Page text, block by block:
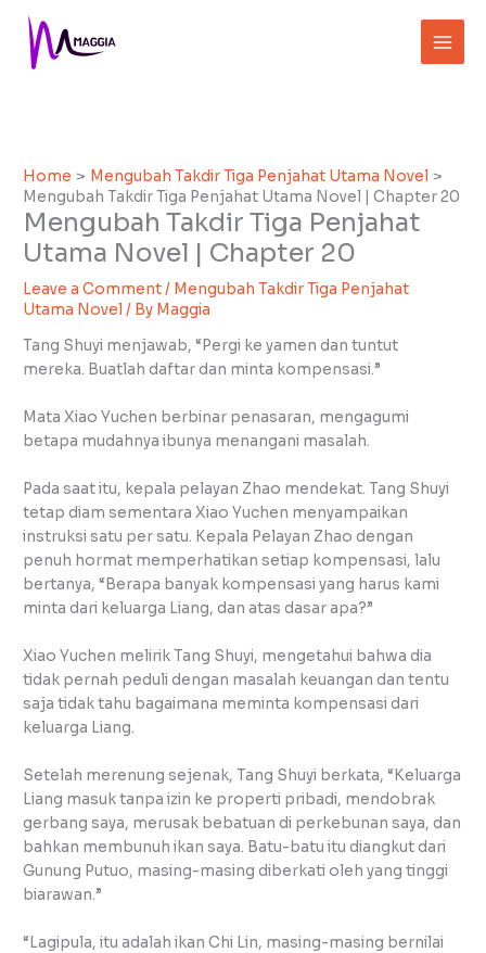
content
Home
Mengubah Takdir Tiga Penjahat Utama Novel
Mengubah Takdir Tiga Penjahat Utama Novel | Chapter 20
Mengubah Takdir Tiga Penjahat
Utama Novel | Chapter 20
Leave a Comment/ Mengubah Takdir Tiga Penjahat
Utama Novel / By Maggia
Tang Shuyi menjawab, “Pergi ke yamen dan tuntut
mereka. Buatlah daftar dan minta kompensasi.”
Mata Xiao Yuchen berbinar penasaran, mengagumi
betapa mudahnya ibunya menangani masalah.
Pada saat itu, kepala pelayan Zhao mendekat. Tang Shuyi
tetap diam sementara Xiao Yuchen menyampaikan
instruksi satu per satu. Kepala Pelayan Zhao dengan
penuh hormat memperhatikan setiap kompensasi, lalu
bertanya, “Berapa banyak kompensasi yang harus kami
minta dari keluarga Liang, dan atas dasar apa?”
Xiao Yuchen melirik Tang Shuyi, mengetahui bahwa dia
tidak pernah peduli dengan masalah keuangan dan tentu
saja tidak tahu bagaimana meminta kompensasi dari
keluarga Liang.
Setelah merenung sejenak, Tang Shuyi berkata, “Keluarga
Liang masuk tanpa izin ke properti pribadi, mendobrak
gerbang saya, merusak bebatuan di perkebunan saya, dan
bahkan membunuh ikan saya. Batu-batu itu diangkut dari
Gunung Putuo, masing-masing diberkati oleh yang tinggi
biarawan.”
“Lagipula, itu adalah ikan Chi Lin, masing-masing bernilai